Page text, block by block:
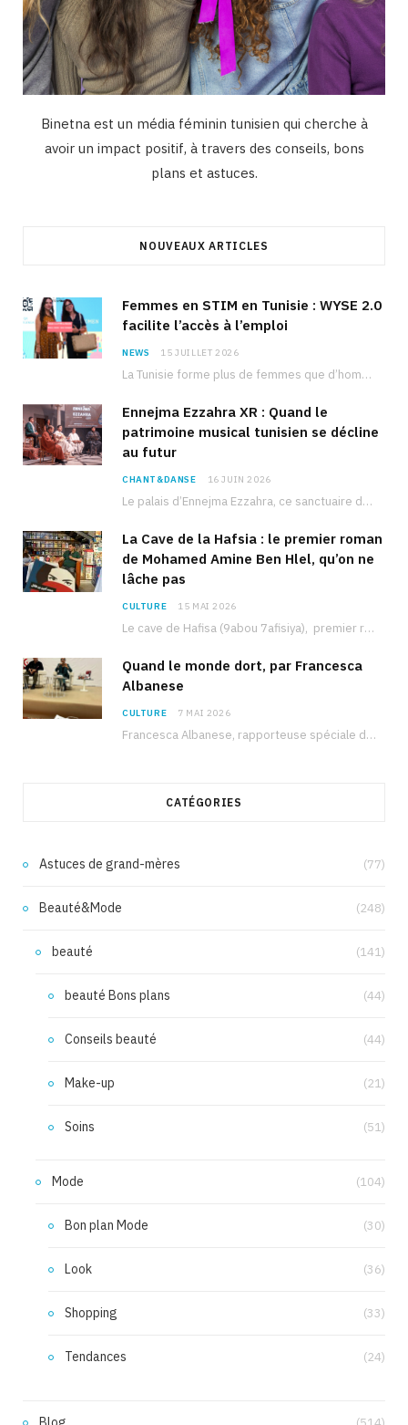
Binetna est un média féminin tunisien qui cherche à
avoir un impact positif, à travers des conseils, bons
plans et astuces.
NOUVEAUX ARTICLES
Femmes en STIM en Tunisie : WYSE 2.0
facilite l’accès à l’emploi
NEWS 15 JUILLET 2026
La Tunisie forme plus de femmes que d’hommes dans les filières scientifiques. Pourtant, pour beaucoup…
Ennejma Ezzahra XR : Quand le
patrimoine musical tunisien se décline
au futur
CHANT&DANSE 16 JUIN 2026
Le palais d’Ennejma Ezzahra, ce sanctuaire de la musique tunisienne et méditerranéenne construit par le…
La Cave de la Hafsia : le premier roman
de Mohamed Amine Ben Hlel, qu’on ne
lâche pas
CULTURE 15 MAI 2026
Le cave de Hafisa (9abou 7afisiya), premier roman du journaliste tunisien Mohamed Amine Ben Hlel,…
Quand le monde dort, par Francesca
Albanese
CULTURE 7 MAI 2026
Francesca Albanese, rapporteuse spéciale de l’ONU sur les territoires palestiniens occupés, était à Tunis pour…
CATÉGORIES
Astuces de grand-mères (77)
Beauté&Mode (248)
beauté (141)
beauté Bons plans (44)
Conseils beauté (44)
Make-up (21)
Soins (51)
Mode (104)
Bon plan Mode (30)
Look (36)
Shopping (33)
Tendances (24)